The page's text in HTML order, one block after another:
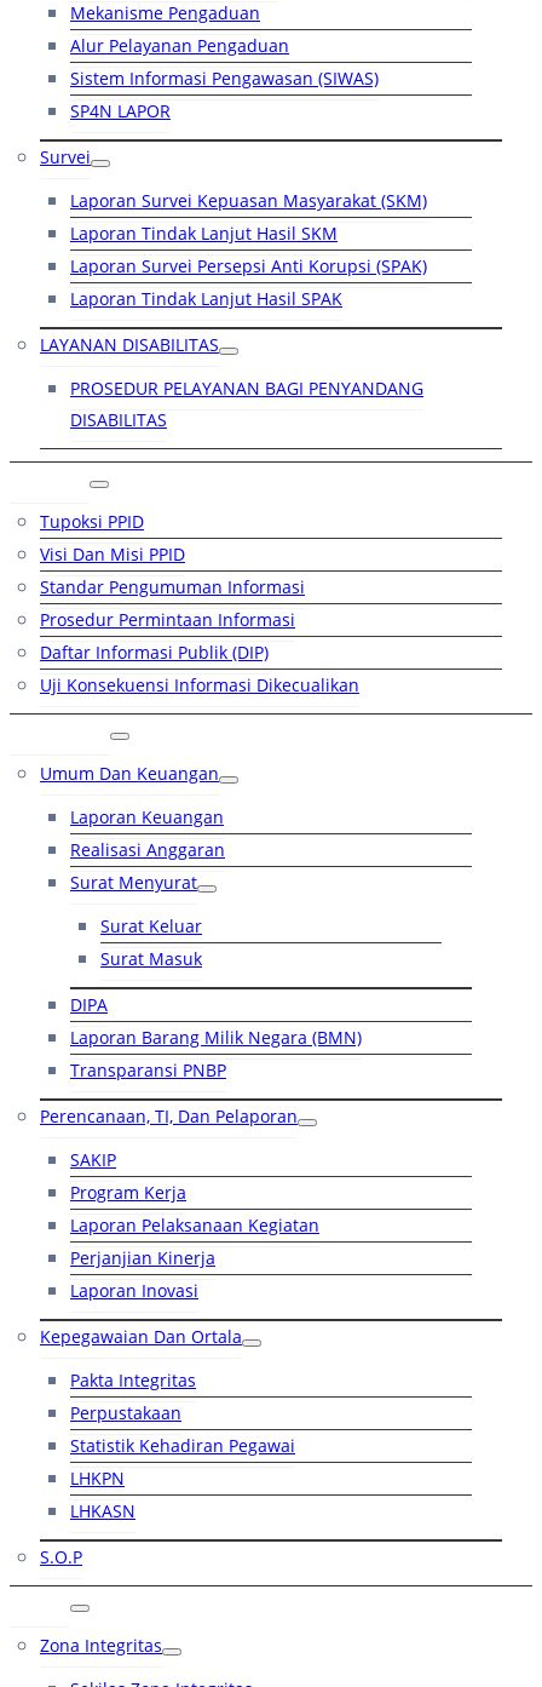
Mekanisme Pengaduan
Alur Pelayanan Pengaduan
Sistem Informasi Pengawasan (SIWAS)
SP4N LAPOR
Survei
Laporan Survei Kepuasan Masyarakat (SKM)
Laporan Tindak Lanjut Hasil SKM
Laporan Survei Persepsi Anti Korupsi (SPAK)
Laporan Tindak Lanjut Hasil SPAK
LAYANAN DISABILITAS
PROSEDUR PELAYANAN BAGI PENYANDANG
DISABILITAS
Tupoksi PPID
Visi Dan Misi PPID
Standar Pengumuman Informasi
Prosedur Permintaan Informasi
Daftar Informasi Publik (DIP)
Uji Konsekuensi Informasi Dikecualikan
Umum Dan Keuangan
Laporan Keuangan
Realisasi Anggaran
Surat Menyurat
Surat Keluar
Surat Masuk
DIPA
Laporan Barang Milik Negara (BMN)
Transparansi PNBP
Perencanaan, TI, Dan Pelaporan
SAKIP
Program Kerja
Laporan Pelaksanaan Kegiatan
Perjanjian Kinerja
Laporan Inovasi
Kepegawaian Dan Ortala
Pakta Integritas
Perpustakaan
Statistik Kehadiran Pegawai
LHKPN
LHKASN
S.O.P
Zona Integritas